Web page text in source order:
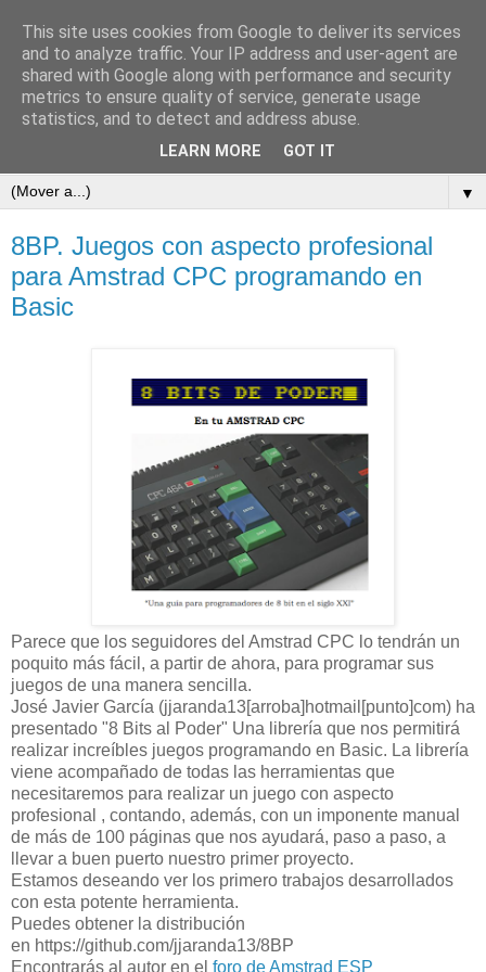
▼
8BP. Juegos con aspecto profesional
para Amstrad CPC programando en
Basic
Parece que los seguidores del Amstrad CPC lo tendrán un
poquito más fácil, a partir de ahora, para programar sus
juegos de una manera sencilla.
José Javier García (jjaranda13[arroba]hotmail[punto]com) ha
presentado "8 Bits al Poder" Una librería que nos permitirá
realizar increíbles juegos programando en Basic. La librería
viene acompañado de todas las herramientas que
necesitaremos para realizar un juego con aspecto
profesional , contando, además, con un imponente manual
de más de 100 páginas que nos ayudará, paso a paso, a
llevar a buen puerto nuestro primer proyecto.
Estamos deseando ver los primero trabajos desarrollados
con esta potente herramienta.
Puedes obtener la distribución
en https://github.com/jjaranda13/8BP
Encontrarás al autor en el foro de Amstrad ESP
This site uses cookies from Google to deliver its services
and to analyze traffic. Your IP address and user-agent are
shared with Google along with performance and security
metrics to ensure quality of service, generate usage
statistics, and to detect and address abuse.
LEARN MORE GOT IT